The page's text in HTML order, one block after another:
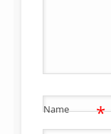
Name
*